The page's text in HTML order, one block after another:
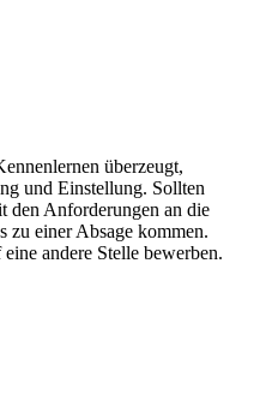
überzeugt,
und Einstellung. Sollten
den Anforderungen an die
zu einer Absage kommen.
andere Stelle bewerben.